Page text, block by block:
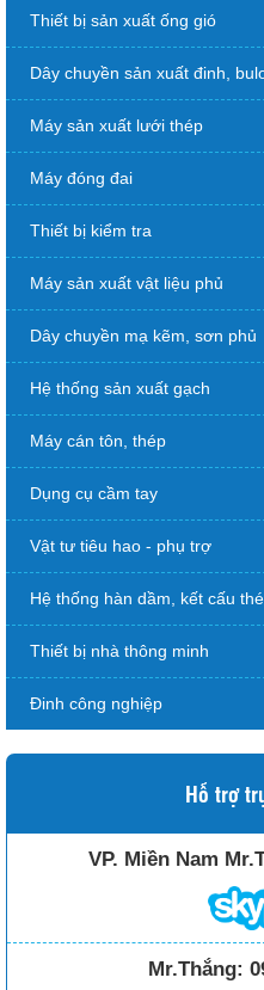
Thiết bị sản xuất ống gió
Dây chuyền sản xuất đinh,
Máy sản xuất lưới thép
Máy đóng đai
Thiết bị kiểm tra
Máy sản xuất vật liệu phủ
Dây chuyền mạ kẽm, sơn phủ
Hệ thống sản xuất gạch
Máy cán tôn, thép
Dụng cụ cầm tay
Vật tư tiêu hao - phụ trợ
Hệ thống hàn dầm, kết cấu
Thiết bị nhà thông minh
Đinh công nghiệp
Hỗ trợ
VP. Miền Nam
Mr.Thắng: